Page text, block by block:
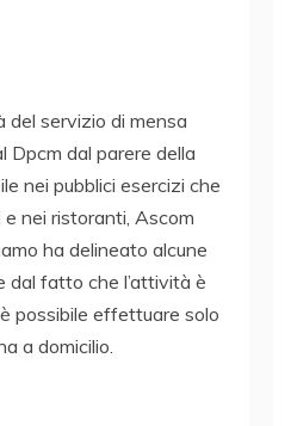
del servizio di mensa
Dpcm dal parere della
nei pubblici esercizi che
nei ristoranti, Ascom
ha delineato alcune
dal fatto che l’attività è
possibile effettuare solo
a domicilio.